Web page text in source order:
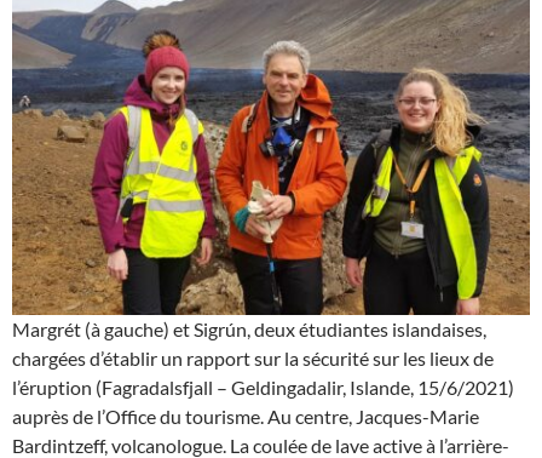
Margrét (à gauche) et Sigrún, deux étudiantes islandaises,
chargées d’établir un rapport sur la sécurité sur les lieux de
l’éruption (Fagradalsfjall – Geldingadalir, Islande, 15/6/2021)
auprès de l’Office du tourisme. Au centre, Jacques-Marie
Bardintzeff, volcanologue. La coulée de lave active à l’arrière-